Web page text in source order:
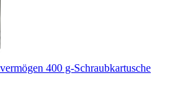
400 g-Schraubkartusche